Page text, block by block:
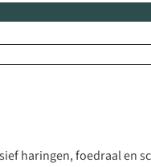
haringen, foedraal en